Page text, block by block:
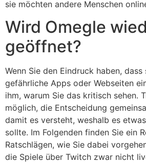
sie möchten andere Menschen
Wird Omegle
geöffnet?
Wenn Sie den Eindruck haben,
gefährliche Apps oder Webseiten
ihm, warum Sie das kritisch sehen.
möglich, die Entscheidung
damit es versteht, weshalb es
sollte. Im Folgenden finden Sie ein
Ratschlägen, wie Sie dabei
die Spiele über Twitch zwar nicht